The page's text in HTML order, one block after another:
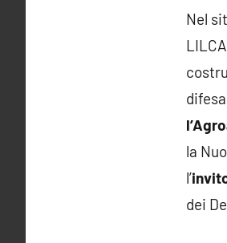
Nel
la
l’
dei